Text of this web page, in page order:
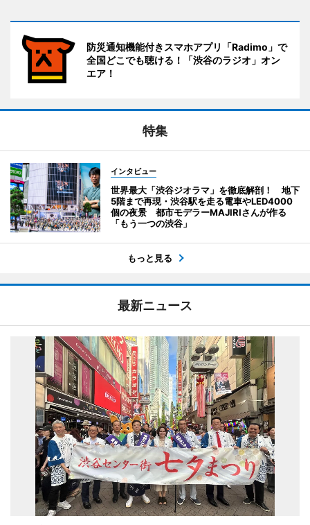
防災通知機能付きスマホアプリ「Radimo」で
全国どこでも聴ける！「渋谷のラジオ」オン
エア！
特集
インタビュー
世界最大「渋谷ジオラマ」を徹底解剖！ 地下
5階まで再現・渋谷駅を走る電車やLED4000
個の夜景 都市モデラーMAJIRIさんが作る
「もう一つの渋谷」
もっと見る
最新ニュース